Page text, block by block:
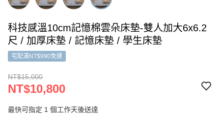
科技感溫10cm記憶棉雲朵床墊-雙人加大6x6.2
尺 / 加厚床墊 / 記憶床墊 / 學生床墊
宅配滿NT$990免運
NT$15,000
NT$10,800
最快可指定 1 個工作天後送達